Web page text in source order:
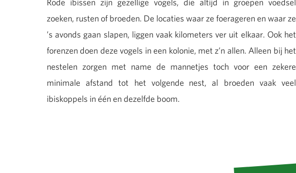
Bijzonder gedrag
Rode ibissen zijn gezellige vogels, die altijd in groepen voedsel
zoeken, rusten of broeden. De locaties waar ze foerageren en waar ze
’s avonds gaan slapen, liggen vaak kilometers ver uit elkaar. Ook het
forenzen doen deze vogels in een kolonie, met z’n allen. Alleen bij het